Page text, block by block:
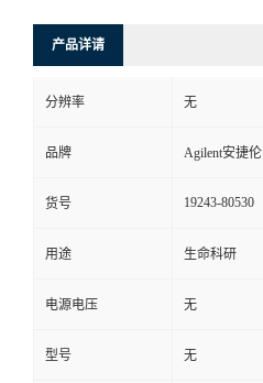
产品详请
分辨率 无
品牌 Agilent安捷伦
货号 19243-80530
用途 生命科研
电源电压 无
型号 无